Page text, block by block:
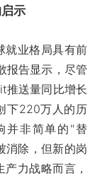
示
就业格局具有前
报告显示，尽管
推送量同比增长
下220万人的历
并非简单的"替
消除，但新的岗
力战略而言，